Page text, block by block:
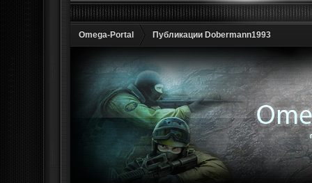
Omega-Portal Публикации Dobermann1993